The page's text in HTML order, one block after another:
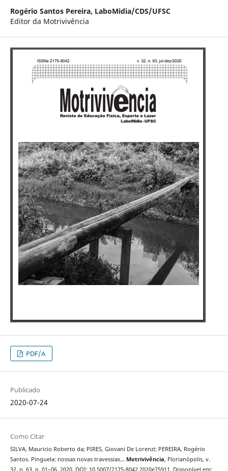
Rogério Santos Pereira, LaboMidia/CDS/UFSC
Editor da Motrivivência
PDF/A
Publicado
2020-07-24
Como Citar
SILVA, Mauricio Roberto da; PIRES, Giovani De Lorenzi; PEREIRA, Rogério
Santos. Pinguela: nossas novas travessias... Motrivivência, Florianópolis, v.